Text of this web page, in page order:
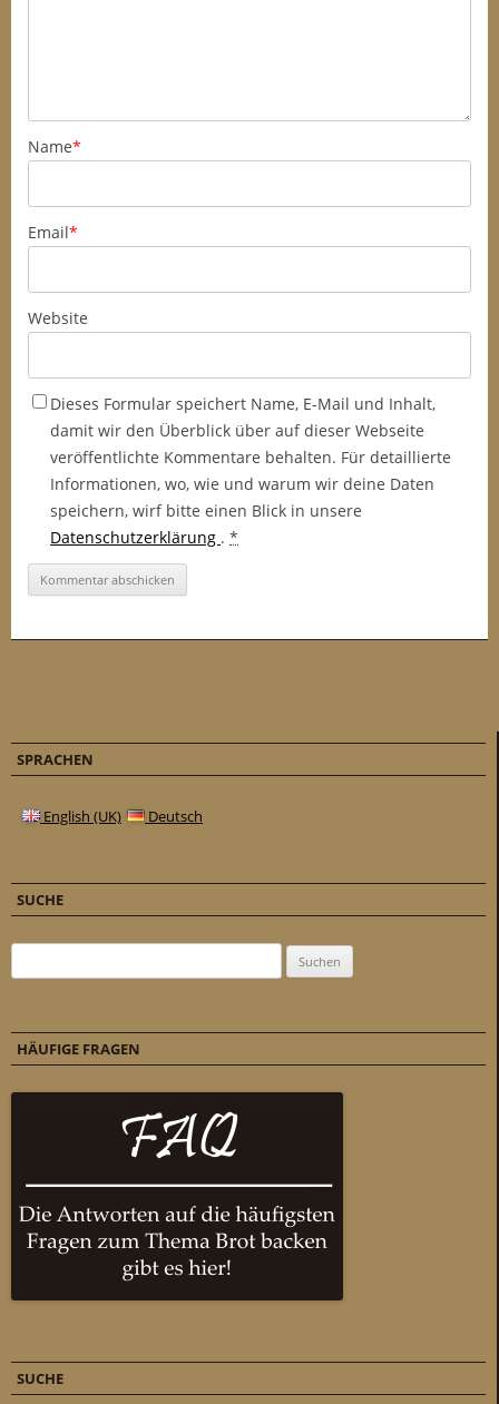
Name*
Email*
Website
Dieses Formular speichert Name, E-Mail und Inhalt,
damit wir den Überblick über auf dieser Webseite
veröffentlichte Kommentare behalten. Für detaillierte
Informationen, wo, wie und warum wir deine Daten
speichern, wirf bitte einen Blick in unsere
Datenschutzerklärung . *
SPRACHEN
English (UK) Deutsch
SUCHE
HÄUFIGE FRAGEN
SUCHE